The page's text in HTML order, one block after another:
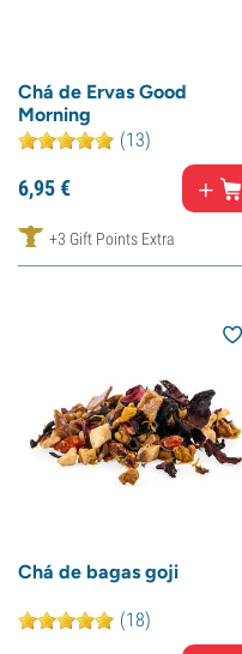
Chá de Ervas Good
Morning
(13)
6,95€
+3 Gift Points Extra
Chá de bagas goji
(18)